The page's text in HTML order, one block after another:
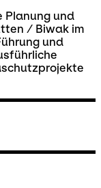
Planung und
/ Biwak im
und